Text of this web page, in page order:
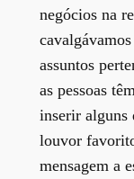
negócios na
assuntos
as pessoas
inserir alguns
louvor
mensagem a